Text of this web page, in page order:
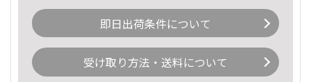
即日出荷条件について
受け取り方法・送料について